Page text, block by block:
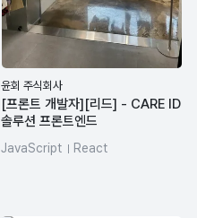
윤회 주식회사
[프론트 개발자][리드] - CARE ID
솔루션 프론트엔드
JavaScript
React